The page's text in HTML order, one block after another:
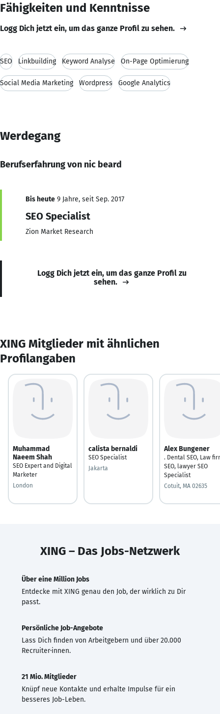
Fähigkeiten und Kenntnisse
Logg Dich jetzt ein, um das ganze Profil zu sehen.
SEO Linkbuilding Keyword Analyse On-Page Optimierung
Social Media Marketing Wordpress Google Analytics
Werdegang
Berufserfahrung von nic beard
Bis heute 9 Jahre, seit Sep. 2017
SEO Specialist
Zion Market Research
Logg Dich jetzt ein, um das ganze Profil zu
sehen.
XING Mitglieder mit ähnlichen
Profilangaben
Muhammad
Naeem Shah
SEO Expert and Digital
Marketer
London
calista bernaldi
SEO Specialist
Jakarta
Alex Bungener
. Dental SEO, Law
SEO, lawyer SEO
Specialist
Cotuit, MA 02635
XING – Das Jobs-Netzwerk
Über eine Million Jobs
Entdecke mit XING genau den Job, der wirklich zu Dir
passt.
Persönliche Job-Angebote
Lass Dich finden von Arbeitgebern und über 20.000
Recruiter·innen.
21 Mio. Mitglieder
Knüpf neue Kontakte und erhalte Impulse für ein
besseres Job-Leben.